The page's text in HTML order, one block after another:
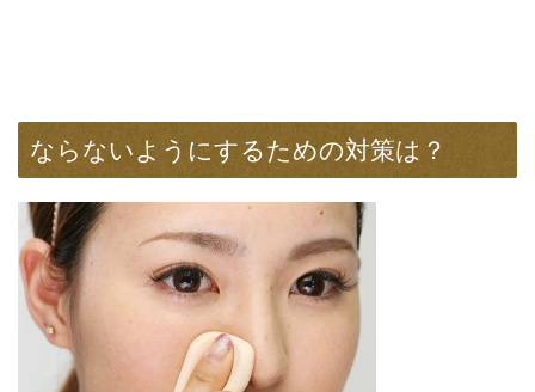
ならないようにするための対策は？